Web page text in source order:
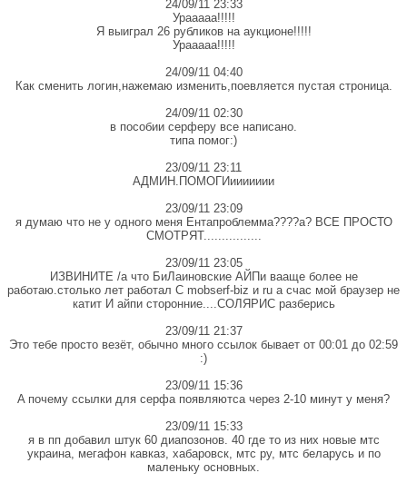
24/09/11 23:33
Урааааа!!!!!
Я выиграл 26 рубликов на аукционе!!!!!
Урааааа!!!!!
24/09/11 04:40
Как сменить логин,нажемаю изменить,поевляется пустая строница.
24/09/11 02:30
в пособии серферу все написано.
типа помог:)
23/09/11 23:11
АДМИН.ПОМОГИиииииии
23/09/11 23:09
я думаю что не у одного меня Ентапроблемма????a? ВСЕ ПРОСТО
СМОТРЯТ................
23/09/11 23:05
ИЗВИНИТЕ /а что БиЛаиновские АЙПи вааще более не
работаю.столько лет работал С mobserf-biz и ru а счас мой браузер не
катит И айпи сторонние....СОЛЯРИС разберись
23/09/11 21:37
Это тебе просто везёт, обычно много ссылок бывает от 00:01 до 02:59
:)
23/09/11 15:36
A почему ссылки для серфа появляютса через 2-10 минут у меня?
23/09/11 15:33
я в пп добавил штук 60 диапозонов. 40 где то из них новые мтс
украина, мегафон кавказ, хабаровск, мтс ру, мтс беларусь и по
маленьку основных.